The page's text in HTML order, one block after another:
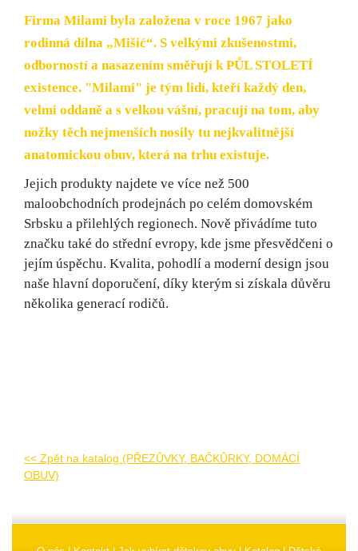
Firma Milami byla založena v roce 1967 jako
rodinná dílna „Mišić“. S velkými zkušenostmi,
odborností a nasazením směřují k PŮL STOLETÍ
existence. "Milami" je tým lidí, kteří každý den,
velmi oddaně a s velkou vášní, pracují na tom, aby
nožky těch nejmenších nosily tu nejkvalitnější
anatomickou obuv, která na trhu existuje.
Jejich produkty najdete ve více než 500
maloobchodních prodejnách po celém domovském
Srbsku a přilehlých regionech. Nově přivádíme tuto
značku také do střední evropy, kde jsme přesvědčeni o
jejím úspěchu. Kvalita, pohodlí a moderní design jsou
naše hlavní doporučení, díky kterým si získala důvěru
několika generací rodičů.
<< Zpět na katalog (PŘEZŮVKY, BAČKŮRKY, DOMÁCÍ
OBUV)